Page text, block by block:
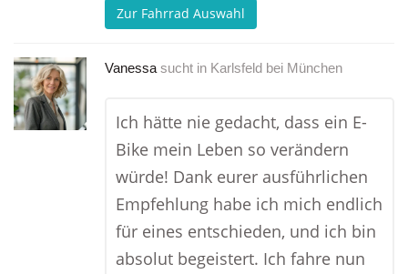
Zur Fahrrad Auswahl
Vanessa sucht in Karlsfeld bei München
Ich hätte nie gedacht, dass ein E-
Bike mein Leben so verändern
würde! Dank eurer ausführlichen
Empfehlung habe ich mich endlich
für eines entschieden, und ich bin
absolut begeistert. Ich fahre nun